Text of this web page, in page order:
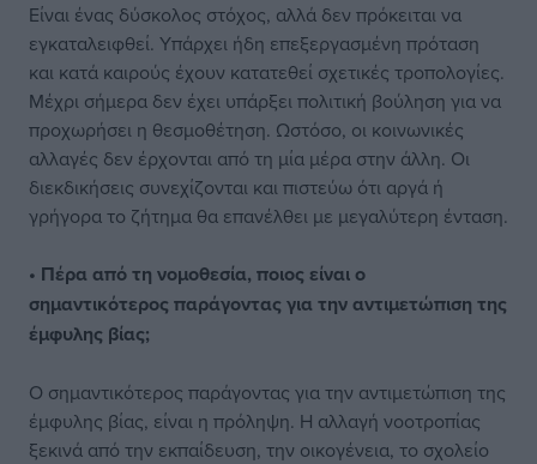
Είναι ένας δύσκολος στόχος, αλλά δεν πρόκειται να
εγκαταλειφθεί. Υπάρχει ήδη επεξεργασμένη πρόταση
και κατά καιρούς έχουν κατατεθεί σχετικές τροπολογίες.
Μέχρι σήμερα δεν έχει υπάρξει πολιτική βούληση για να
προχωρήσει η θεσμοθέτηση. Ωστόσο, οι κοινωνικές
αλλαγές δεν έρχονται από τη μία μέρα στην άλλη. Οι
διεκδικήσεις συνεχίζονται και πιστεύω ότι αργά ή
γρήγορα το ζήτημα θα επανέλθει με μεγαλύτερη ένταση.
• Πέρα από τη νομοθεσία, ποιος είναι ο
σημαντικότερος παράγοντας για την αντιμετώπιση της
έμφυλης βίας;
Ο σημαντικότερος παράγοντας για την αντιμετώπιση της
έμφυλης βίας, είναι η πρόληψη. Η αλλαγή νοοτροπίας
ξεκινά από την εκπαίδευση, την οικογένεια, το σχολείο